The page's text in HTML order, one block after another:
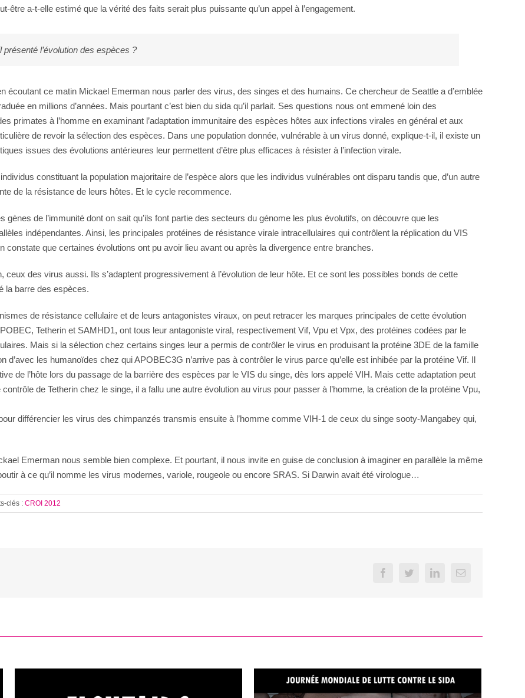
a-t-elle estimé que la vérité des faits serait plus puissante qu’un appel à l’engagement.
l’évolution des espèces ?
écoutant ce matin Mickael Emerman nous parler des virus, des singes et des humains. Ce chercheur de Seattle a d’emblée
en millions d’années. Mais pourtant c’est bien du sida qu’il parlait. Ses questions nous ont emmené loin des
primates à l’homme en examinant l’adaptation immunitaire des espèces hôtes aux infections virales en général et aux
de revoir la sélection des espèces. Dans une population donnée, vulnérable à un virus donné, explique-t-il, il existe un
issues des évolutions antérieures leur permettent d’être plus efficaces à résister à l’infection virale.
constituant la population majoritaire de l’espèce alors que les individus vulnérables ont disparu tandis que, d’un autre
de la résistance de leurs hôtes. Et le cycle recommence.
gènes de l’immunité dont on sait qu’ils font partie des secteurs du génome les plus évolutifs, on découvre que les
indépendantes. Ainsi, les principales protéines de résistance virale intracellulaires qui contrôlent la réplication du VIS
constate que certaines évolutions ont pu avoir lieu avant ou après la divergence entre branches.
ceux des virus aussi. Ils s’adaptent progressivement à l’évolution de leur hôte. Et ce sont les possibles bonds de cette
la barre des espèces.
de résistance cellulaire et de leurs antagonistes viraux, on peut retracer les marques principales de cette évolution
Tetherin et SAMHD1, ont tous leur antagoniste viral, respectivement Vif, Vpu et Vpx, des protéines codées par le
Mais si la sélection chez certains singes leur a permis de contrôler le virus en produisant la protéine 3DE de la famille
les humanoïdes chez qui APOBEC3G n’arrive pas à contrôler le virus parce qu’elle est inhibée par la protéine Vif. Il
de l’hôte lors du passage de la barrière des espèces par le VIS du singe, dès lors appelé VIH. Mais cette adaptation peut
de Tetherin chez le singe, il a fallu une autre évolution au virus pour passer à l’homme, la création de la protéine Vpu,
différencier les virus des chimpanzés transmis ensuite à l’homme comme VIH-1 de ceux du singe sooty-Mangabey qui,
Emerman nous semble bien complexe. Et pourtant, il nous invite en guise de conclusion à imaginer en parallèle la même
à ce qu’il nomme les virus modernes, variole, rougeole ou encore SRAS. Si Darwin avait été virologue…
clés : CROI 2012
FacebookTwitterLinkedInEmail